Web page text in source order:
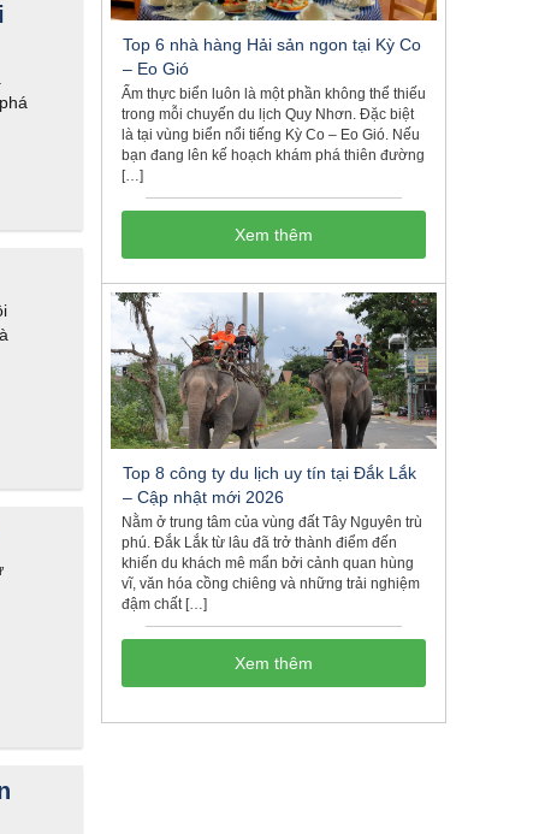
Top 6 nhà hàng Hải sản ngon tại Kỳ Co
– Eo Gió
Ẩm thực biển luôn là một phần không thể thiếu
trong mỗi chuyến du lịch Quy Nhơn. Đặc biệt
là tại vùng biển nổi tiếng Kỳ Co – Eo Gió. Nếu
bạn đang lên kế hoạch khám phá thiên đường
[…]
Top 8 công ty du lịch uy tín tại Đắk Lắk
– Cập nhật mới 2026
Nằm ở trung tâm của vùng đất Tây Nguyên trù
phú. Đắk Lắk từ lâu đã trở thành điểm đến
khiến du khách mê mẩn bởi cảnh quan hùng
vĩ, văn hóa cồng chiêng và những trải nghiệm
đậm chất […]